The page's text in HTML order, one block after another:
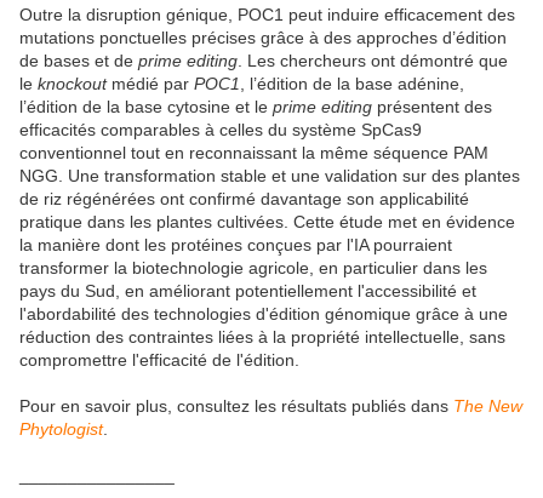
Outre la disruption génique, POC1 peut induire efficacement des
mutations ponctuelles précises grâce à des approches d’édition
de bases et de prime editing . Les chercheurs ont démontré que
le knockoutmédié par POC1
, l’édition de la base adénine,
l’édition de la base cytosine et le prime editing présentent des
efficacités comparables à celles du système SpCas9
conventionnel tout en reconnaissant la même séquence PAM
NGG. Une transformation stable et une validation sur des plantes
de riz régénérées ont confirmé davantage son applicabilité
pratique dans les plantes cultivées. Cette étude met en évidence
la manière dont les protéines conçues par l'IA pourraient
transformer la biotechnologie agricole, en particulier dans les
pays du Sud, en améliorant potentiellement l'accessibilité et
l'abordabilité des technologies d'édition génomique grâce à une
réduction des contraintes liées à la propriété intellectuelle, sans
compromettre l'efficacité de l'édition.
Pour en savoir plus, consultez les résultats publiés dans The New
Phytologist.